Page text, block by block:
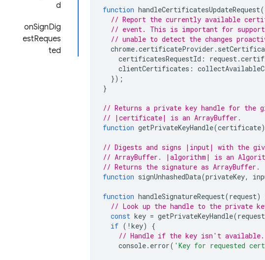
d
onSignDig
estReques
ted
function handleCertificatesUpdateRequest(
// Report the currently available
// event. This is important for
// unable to detect the changes
chrome.certificateProvider .
certificatesRequestId : request.
clientCertificates :
});
}
// Returns a private key handle for the
// |certificate| is an ArrayBuffer.
function getPrivateKeyHandle(certificate)
// Digests and signs |input| with the
// ArrayBuffer. |algorithm| is an
// Returns the signature as ArrayBuffer.
function signUnhashedData(privateKey,
function handleSignatureRequest(request)
// Look up the handle to the private
const key = getPrivateKeyHandle(request
if ( ! key)
{
// Handle if the key isn't available.
console. error( 'Key for requested